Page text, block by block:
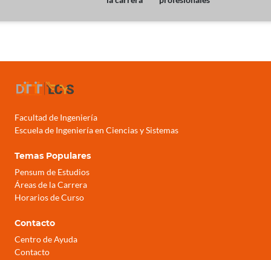
Facultad de Ingeniería
Escuela de Ingeniería en Ciencias y Sistemas
Temas Populares
Pensum de Estudios
Áreas de la Carrera
Horarios de Curso
Contacto
Centro de Ayuda
Contacto